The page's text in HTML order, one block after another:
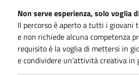
Non serve esperienza, solo voglia
Il percorso è aperto a tutti i giovani
e non richiede alcuna competenza
requisito è la voglia di mettersi in
e condividere un’attività creativa in